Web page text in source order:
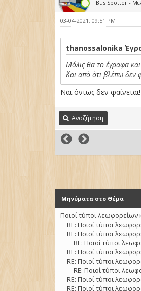
Bus Spotter -
03-04-2021, 09:51 PM
thanossalonika
Μόλις θα το έγραφα
Και από ότι βλέπω δεν
Ναι όντως δεν φαίνεται!
Αναζήτηση
Μηνύματα στο Θέμα
Ποιοί τύποι
RE: Ποιοί τύποι
RE: Ποιοί τύποι
RE: Ποιοί τύποι
RE: Ποιοί τύποι
RE: Ποιοί τύποι
RE: Ποιοί τύποι
RE: Ποιοί τύποι
RE: Ποιοί τύποι